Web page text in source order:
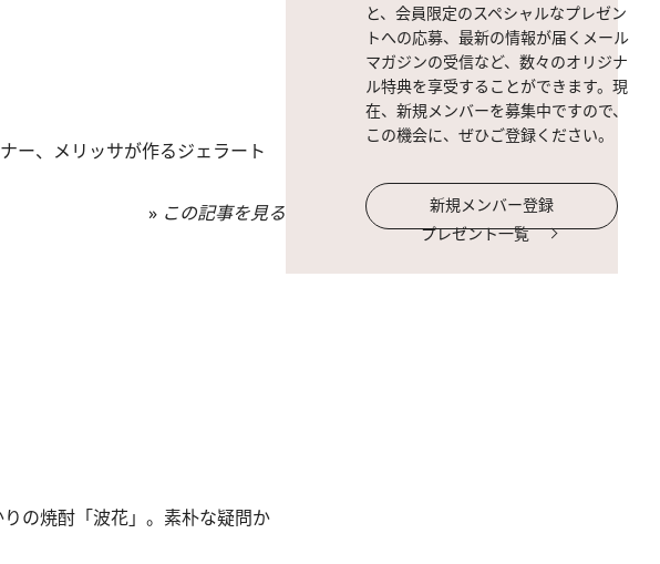
ー、メリッサが作るジェラート
» この記事を見る
の焼酎「波花」。素朴な疑問か
と、会員限定のスペシャルなプレゼン
トへの応募、最新の情報が届くメール
マガジンの受信など、数々のオリジナ
ル特典を享受することができます。現
在、新規メンバーを募集中ですので、
この機会に、ぜひご登録ください。
新規メンバー登録
プレゼント一覧